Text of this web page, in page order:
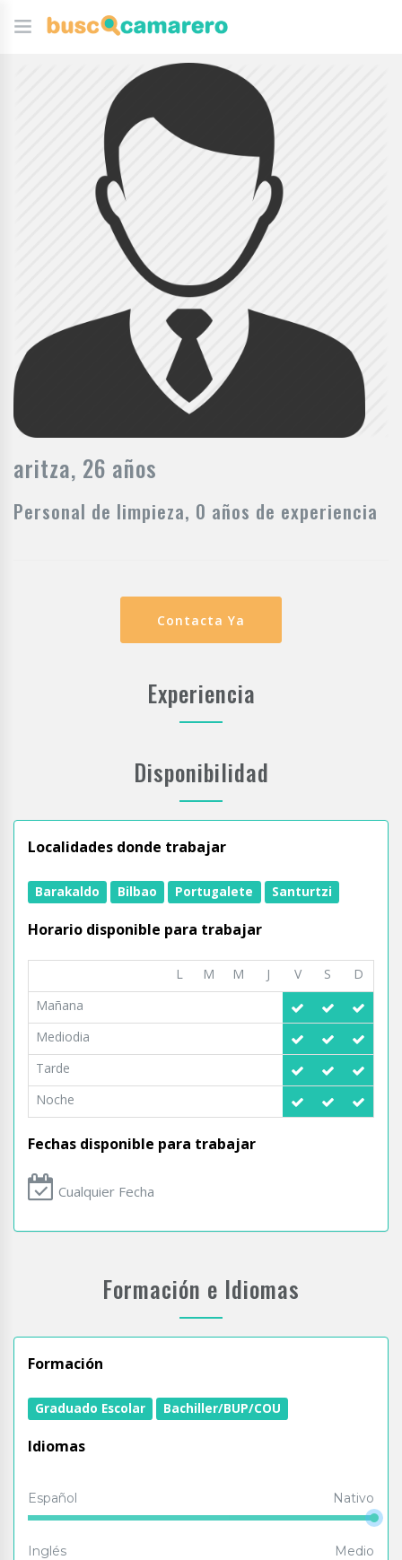
aritza, 26 años
Personal de limpieza, 0 años de experiencia
Contacta Ya
Experiencia
Disponibilidad
Localidades donde trabajar
Barakaldo Bilbao Portugalete Santurtzi
Horario disponible para trabajar
L M M J V S
D
Mañana
Mediodia
Tarde
Noche
Fechas disponible para trabajar
Cualquier Fecha
Formación e Idiomas
Formación
Graduado Escolar Bachiller/BUP/COU
Idiomas
Español Nativo
Inglés Medio